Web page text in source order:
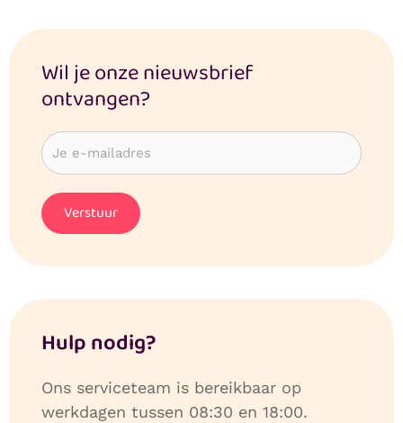
Wil je onze nieuwsbrief
ontvangen?
Hulp nodig?
Ons serviceteam is bereikbaar op
werkdagen tussen 08:30 en 18:00.